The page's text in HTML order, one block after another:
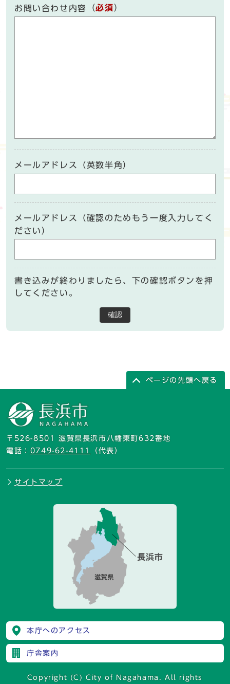
お問い合わせ内容 （必須）
メールアドレス（英数半角）
メールアドレス（確認のためもう一度入力してく
ださい）
書き込みが終わりましたら、下の確認ボタンを押
してください。
確認
ページの先頭へ戻る
〒526-8501 滋賀県長浜市八幡東町632番地
電話： 0749-62-4111 （代表）
サイトマップ
本庁へのアクセス
庁舎案内
Copyright (C) City of Nagahama. All rights